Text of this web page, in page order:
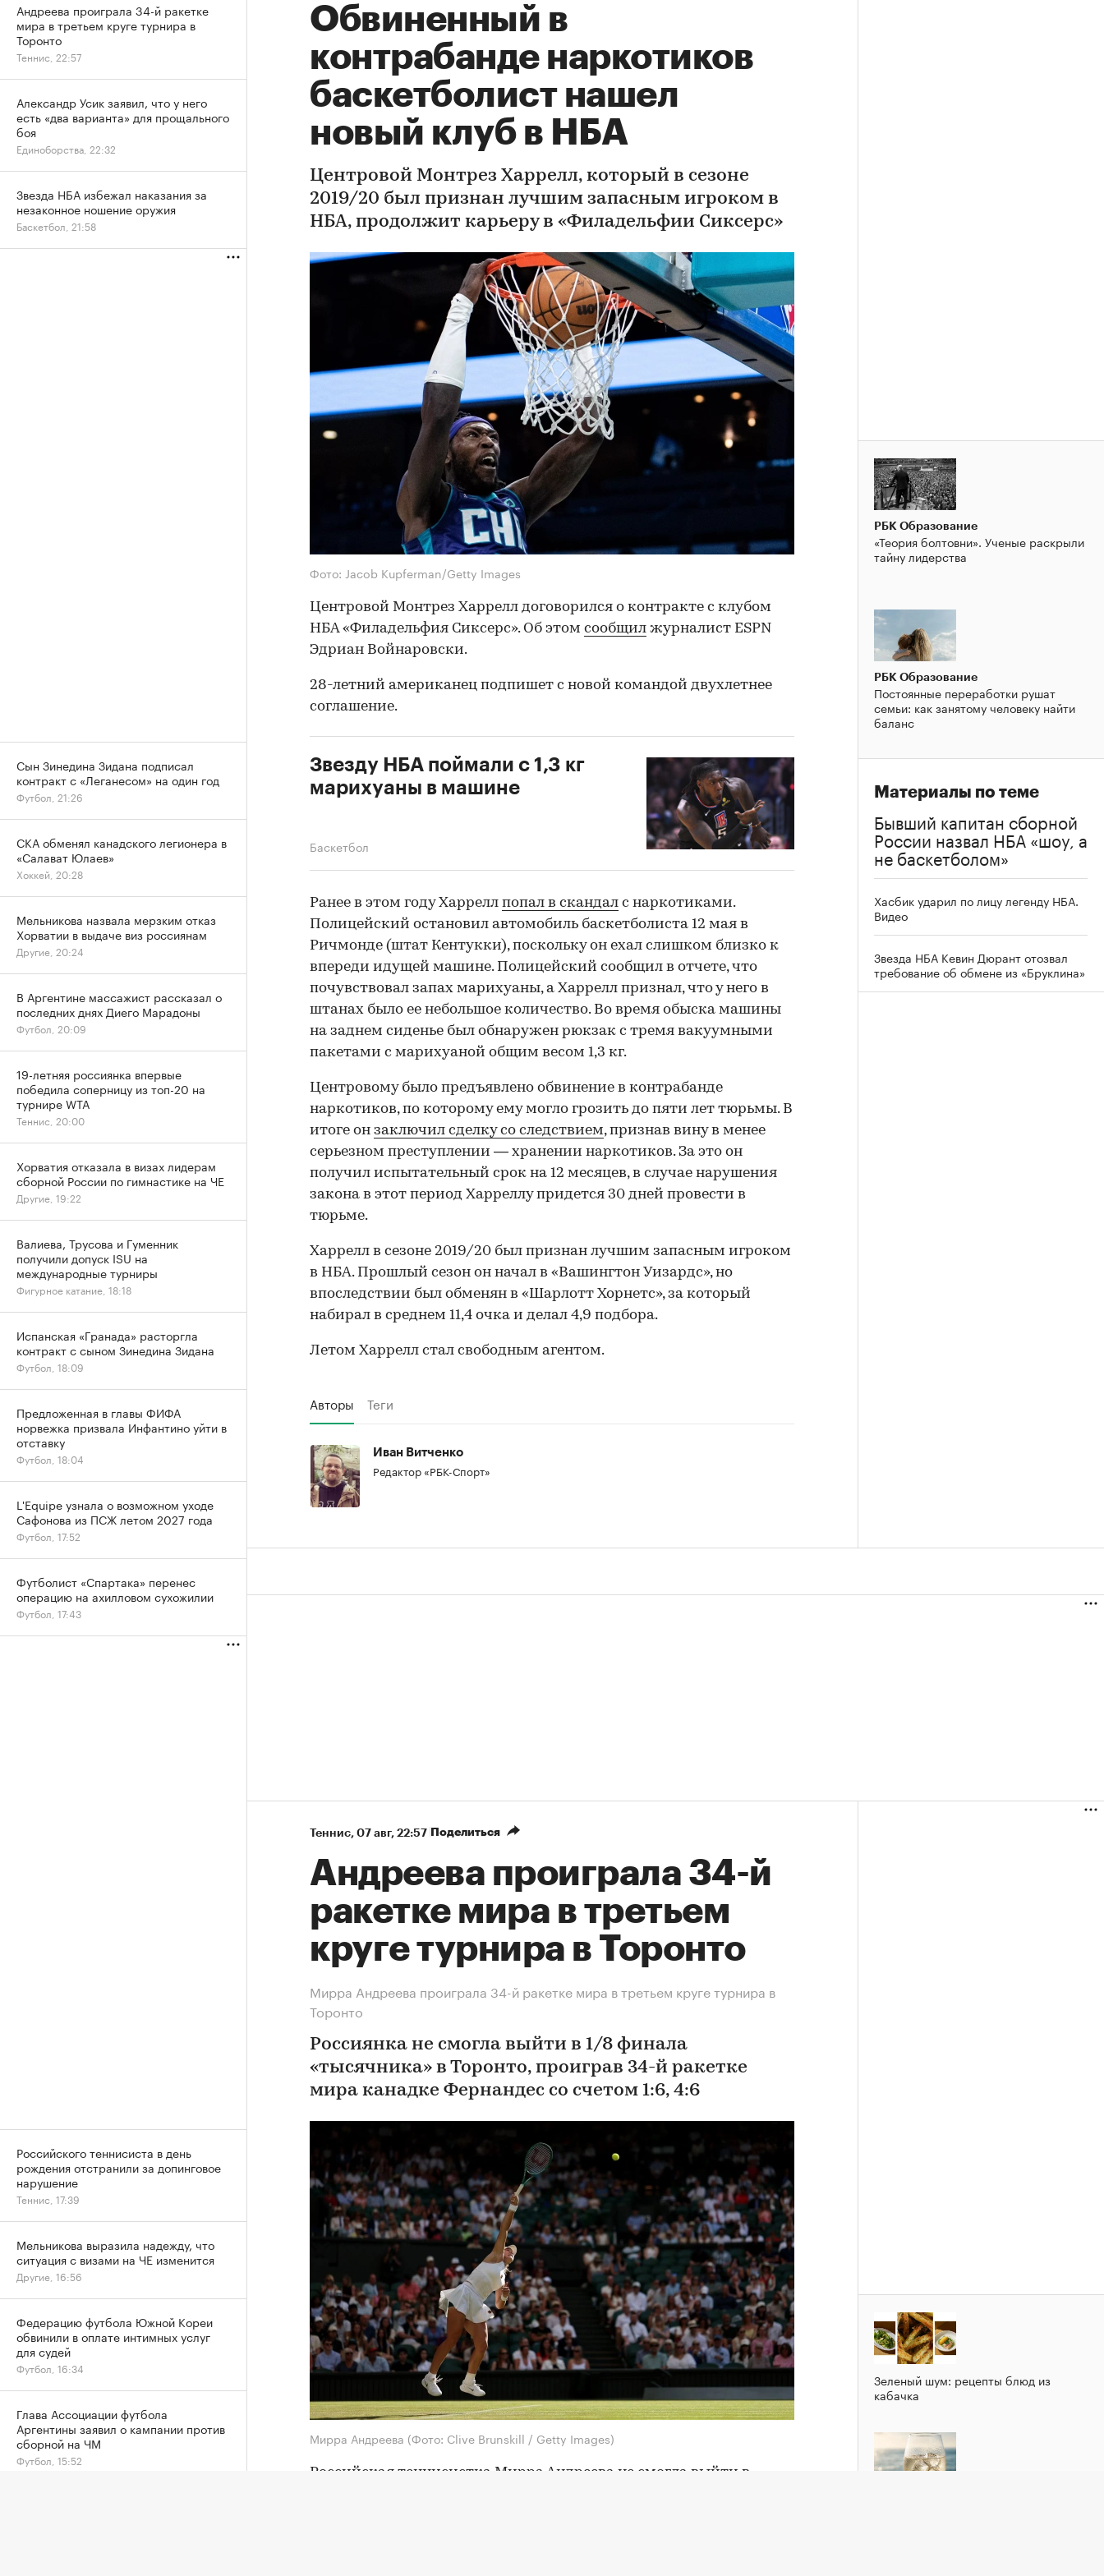
Обвиненный в
контрабанде наркотиков
баскетболист нашел
новый клуб в НБА
Центровой Монтрез Харрелл, который в сезоне
2019/20 был признан лучшим запасным игроком в
НБА, продолжит карьеру в «Филадельфии Сиксерс»
Фото: Jacob Kupferman/Getty Images
Центровой Монтрез Харрелл договорился о контракте с клубом
НБА «Филадельфия Сиксерс». Об этом сообщил журналист ESPN
Эдриан Войнаровски.
28-летний американец подпишет с новой командой двухлетнее
соглашение.
Звезду НБА поймали с 1,3 кг
марихуаны в машине
Баскетбол
00:00 / 00:00
Ранее в этом году Харрелл попал в скандал с наркотиками.
Полицейский остановил автомобиль баскетболиста 12 мая в
Ричмонде (штат Кентукки), поскольку он ехал слишком близко к
впереди идущей машине. Полицейский сообщил в отчете, что
почувствовал запах марихуаны, а Харрелл признал, что у него в
штанах было ее небольшое количество. Во время обыска машины
на заднем сиденье был обнаружен рюкзак с тремя вакуумными
пакетами с марихуаной общим весом 1,3 кг.
Центровому было предъявлено обвинение в контрабанде
наркотиков, по которому ему могло грозить до пяти лет тюрьмы. В
итоге он заключил сделку со следствием, признав вину в менее
серьезном преступлении — хранении наркотиков. За это он
получил испытательный срок на 12 месяцев, в случае нарушения
закона в этот период Харреллу придется 30 дней провести в
тюрьме.
Харрелл в сезоне 2019/20 был признан лучшим запасным игроком
в НБА. Прошлый сезон он начал в «Вашингтон Уизардс», но
впоследствии был обменян в «Шарлотт Хорнетс», за который
набирал в среднем 11,4 очка и делал 4,9 подбора.
Летом Харрелл стал свободным агентом.
Авторы Теги
Иван Витченко
Редактор «РБК-Спорт»
РБК Образование
«Теория болтовни». Ученые раскрыли
тайну лидерства
РБК Образование
Постоянные переработки рушат
семьи: как занятому человеку найти
баланс
Материалы по теме
Бывший капитан сборной
России назвал НБА «шоу, а
не баскетболом»
Хасбик ударил по лицу легенду НБА.
Видео
Звезда НБА Кевин Дюрант отозвал
требование об обмене из «Бруклина»
Теннис⁠, 07 авг, 22:57 Поделиться
Андреева проиграла 34-й
ракетке мира в третьем
круге турнира в Торонто
Мирра Андреева проиграла 34-й ракетке мира в третьем круге турнира в
Торонто
Россиянка не смогла выйти в 1/8 финала
«тысячника» в Торонто, проиграв 34-й ракетке
мира канадке Фернандес со счетом 1:6, 4:6
Мирра Андреева (Фото: Clive Brunskill / Getty Images)
Российская теннисистка Мирра Андреева не смогла выйти в
Зеленый шум: рецепты блюд из
кабачка
Андреева проиграла 34-й ракетке
мира в третьем круге турнира в
Торонто
Теннис, 22:57
Александр Усик заявил, что у него
есть «два варианта» для прощального
боя
Единоборства, 22:32
Звезда НБА избежал наказания за
незаконное ношение оружия
Баскетбол, 21:58
Сын Зинедина Зидана подписал
контракт с «Леганесом» на один год
Футбол, 21:26
СКА обменял канадского легионера в
«Салават Юлаев»
Хоккей, 20:28
Мельникова назвала мерзким отказ
Хорватии в выдаче виз россиянам
Другие, 20:24
В Аргентине массажист рассказал о
последних днях Диего Марадоны
Футбол, 20:09
19-летняя россиянка впервые
победила соперницу из топ-20 на
турнире WTA
Теннис, 20:00
Хорватия отказала в визах лидерам
сборной России по гимнастике на ЧЕ
Другие, 19:22
Валиева, Трусова и Гуменник
получили допуск ISU на
международные турниры
Фигурное катание, 18:18
Испанская «Гранада» расторгла
контракт с сыном Зинедина Зидана
Футбол, 18:09
Предложенная в главы ФИФА
норвежка призвала Инфантино уйти в
отставку
Футбол, 18:04
L'Equipe узнала о возможном уходе
Сафонова из ПСЖ летом 2027 года
Футбол, 17:52
Футболист «Спартака» перенес
операцию на ахилловом сухожилии
Футбол, 17:43
Российского теннисиста в день
рождения отстранили за допинговое
нарушение
Теннис, 17:39
Мельникова выразила надежду, что
ситуация с визами на ЧЕ изменится
Другие, 16:56
Федерацию футбола Южной Кореи
обвинили в оплате интимных услуг
для судей
Футбол, 16:34
Глава Ассоциации футбола
Аргентины заявил о кампании против
сборной на ЧМ
Футбол, 15:52